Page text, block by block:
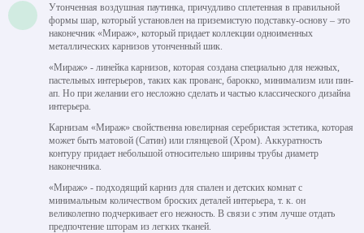
Утонченная воздушная паутинка, причудливо сплетенная в правильной
формы шар, который установлен на приземистую подставку-основу – это
наконечник «Мираж», который придает коллекции одноименных
металлических карнизов утонченный шик.
«Мираж» - линейка карнизов, которая создана специально для нежных,
пастельных интерьеров, таких как прованс, барокко, минимализм или пин-
ап. Но при желании его несложно сделать и частью классического дизайна
интерьера.
Карнизам «Мираж» свойственна ювелирная серебристая эстетика, которая
может быть матовой (Сатин) или глянцевой (Хром). Аккуратность
контуру придает небольшой относительно ширины трубы диаметр
наконечника.
«Мираж» - подходящий карниз для спален и детских комнат с
минимальным количеством броских деталей интерьера, т. к. он
великолепно подчеркивает его нежность. В связи с этим лучше отдать
предпочтение шторам из легких тканей.